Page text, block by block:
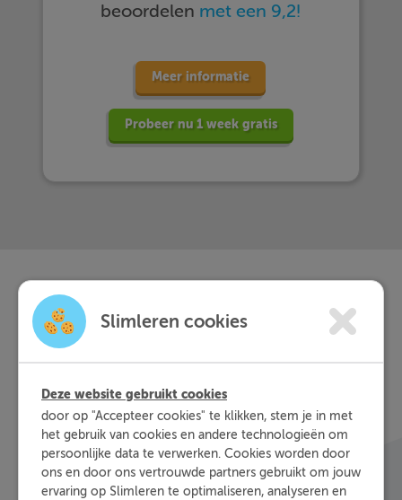
beoordelen met een 9,2!
Meer informatie
Probeer nu 1 week gratis
Wat isSlimleren
nou
eigenlijk?
Met Slimleren oefen je online voor de vakken
waar je nog wat moeite mee hebt, waar en
wanneer je maar wilt. Theorie-uitleg, video-
colleges, vuistregels en meer helpen jou om de
stof sneller te begrijpen. Daarnaast krijg je bij
Slimleren cookies
Deze website gebruikt cookies
door op "Accepteer cookies" te klikken, stem je in met
het gebruik van cookies en andere technologieën om
persoonlijke data te verwerken. Cookies worden door
ons en door ons vertrouwde partners gebruikt om jouw
ervaring op Slimleren te optimaliseren, analyseren en